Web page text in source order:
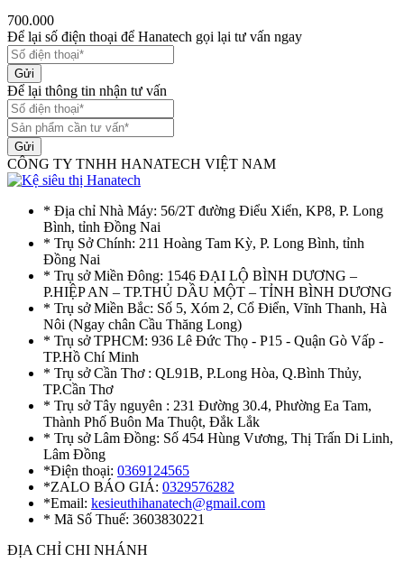
700.000
Để lại số điện thoại để Hanatech gọi lại tư vấn ngay
Gửi
Để lại thông tin nhận tư vấn
Gửi
CÔNG TY TNHH HANATECH VIỆT NAM
* Địa chỉ Nhà Máy: 56/2T đường Điểu Xiển, KP8, P. Long
Bình, tỉnh Đồng Nai
* Trụ Sở Chính: 211 Hoàng Tam Kỳ, P. Long Bình, tỉnh
Đồng Nai
* Trụ sở Miền Đông: 1546 ĐẠI LỘ BÌNH DƯƠNG –
P.HIỆP AN – TP.THỦ DẦU MỘT – TỈNH BÌNH DƯƠNG
* Trụ sở Miền Bắc: Số 5, Xóm 2, Cổ Điển, Vĩnh Thanh, Hà
Nôi (Ngay chân Cầu Thăng Long)
* Trụ sở TPHCM: 936 Lê Đức Thọ - P15 - Quận Gò Vấp -
TP.Hồ Chí Minh
* Trụ sở Cần Thơ : QL91B, P.Long Hòa, Q.Bình Thủy,
TP.Cần Thơ
* Trụ sở Tây nguyên : 231 Đường 30.4, Phường Ea Tam,
Thành Phố Buôn Ma Thuột, Đắk Lắk
* Trụ sở Lâm Đồng: Số 454 Hùng Vương, Thị Trấn Di Linh,
Lâm Đồng
*Điện thoại: 0369124565
*ZALO BÁO GIÁ: 0329576282
*Email: kesieuthihanatech@gmail.com
* Mã Số Thuế: 3603830221
ĐỊA CHỈ CHI NHÁNH